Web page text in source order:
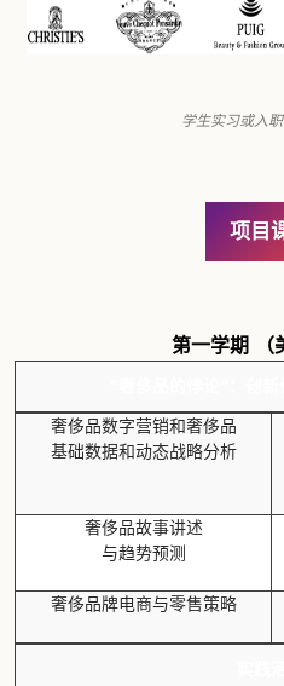
学生实习或入
项目
第一学期 （
奢侈品数字营销和奢侈品
基础数据和动态战略分析
奢侈品故事讲述
与趋势预测
奢侈品牌电商与零售策略